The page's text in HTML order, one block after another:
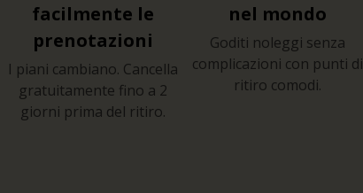
facilmente le
prenotazioni
I piani cambiano. Cancella
gratuitamente fino a 2
giorni prima del ritiro.
nel mondo
Goditi noleggi senza
complicazioni con punti di
ritiro comodi.